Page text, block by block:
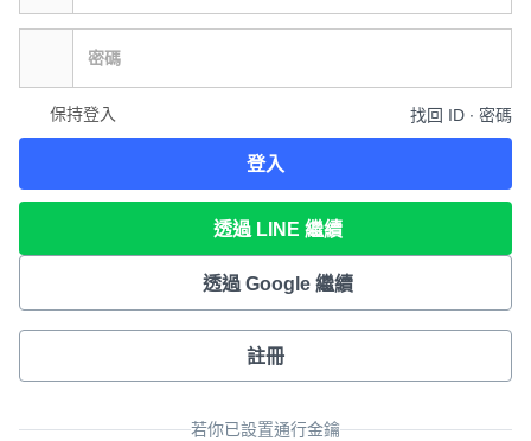
保持登入 找回 ID ∙ 密碼
登入
透過 LINE 繼續
透過 Google 繼續
註冊
若你已設置通行金鑰